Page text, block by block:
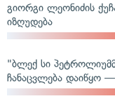
გიორგი ლეონიძის
იზღუდება
"ბლექ სი
ჩანაცვლება დაიწყო —